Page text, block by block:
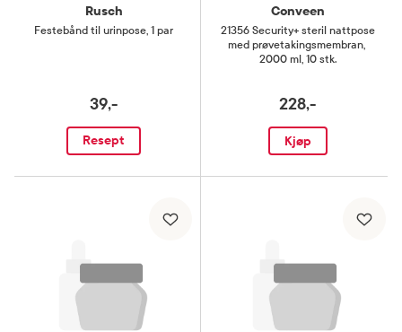
Rusch
Festebånd til urinpose, 1 par
39,-
Resept
Conveen
21356 Security+ steril nattpose
med prøvetakingsmembran,
2000 ml, 10 stk.
228,-
Kjøp